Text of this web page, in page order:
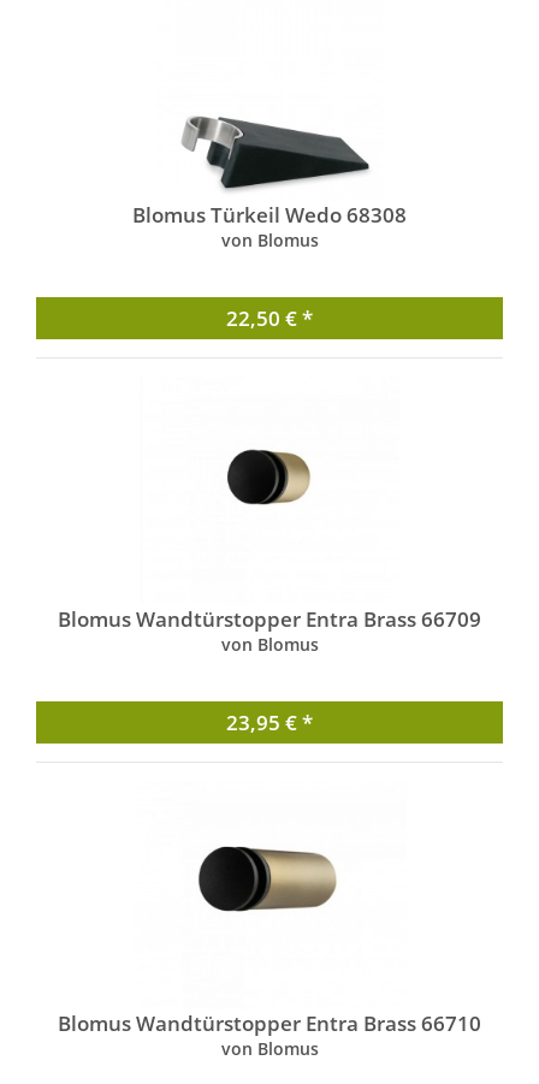
Blomus Türkeil Wedo 68308
von Blomus
22,50 € *
Blomus Wandtürstopper Entra Brass 66709
von Blomus
23,95 € *
Blomus Wandtürstopper Entra Brass 66710
von Blomus